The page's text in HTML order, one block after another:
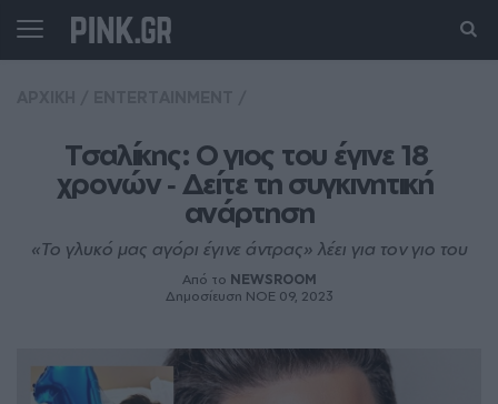
Τσαλίκης: O γιος του έγινε 18
χρονών ‑ Δείτε τη συγκινητική
ανάρτηση
«Το γλυκό μας αγόρι έγινε άντρας» λέει για τον γιο του
Από το NEWSROOM
Δημοσίευση ΝΟE 09, 2023